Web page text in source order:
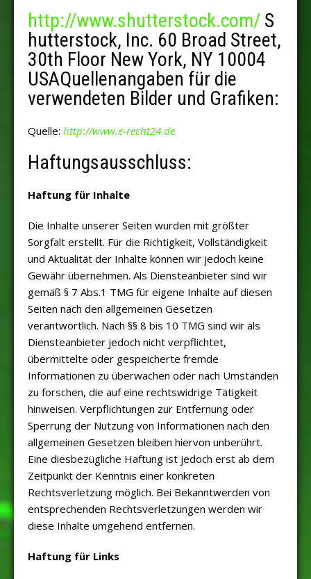
http://www.shutterstock.com/ S
hutterstock, Inc. 60 Broad Street,
30th Floor New York, NY 10004
USAQuellenangaben für die
verwendeten Bilder und Grafiken:
Quelle: http://www.e-recht24.de
Haftungsausschluss:
Haftung für Inhalte
Die Inhalte unserer Seiten wurden mit größter
Sorgfalt erstellt. Für die Richtigkeit, Vollständigkeit
und Aktualität der Inhalte können wir jedoch keine
Gewähr übernehmen. Als Diensteanbieter sind wir
gemäß § 7 Abs.1 TMG für eigene Inhalte auf diesen
Seiten nach den allgemeinen Gesetzen
verantwortlich. Nach §§ 8 bis 10 TMG sind wir als
Diensteanbieter jedoch nicht verpflichtet,
übermittelte oder gespeicherte fremde
Informationen zu überwachen oder nach Umständen
zu forschen, die auf eine rechtswidrige Tätigkeit
hinweisen. Verpflichtungen zur Entfernung oder
Sperrung der Nutzung von Informationen nach den
allgemeinen Gesetzen bleiben hiervon unberührt.
Eine diesbezügliche Haftung ist jedoch erst ab dem
Zeitpunkt der Kenntnis einer konkreten
Rechtsverletzung möglich. Bei Bekanntwerden von
entsprechenden Rechtsverletzungen werden wir
diese Inhalte umgehend entfernen.
Haftung für Links